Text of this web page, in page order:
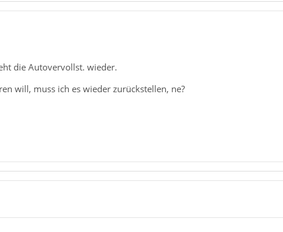
die Autovervollst. wieder.
will, muss ich es wieder zurückstellen, ne?